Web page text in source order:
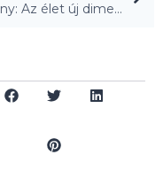
Élő fény: Az élet új dimenziója!